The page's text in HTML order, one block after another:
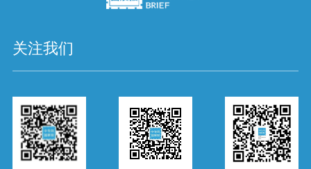
关注我们